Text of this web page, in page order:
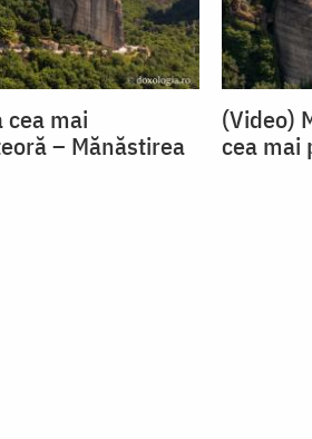
cea mai
– Mănăstirea
(Video)
cea mai